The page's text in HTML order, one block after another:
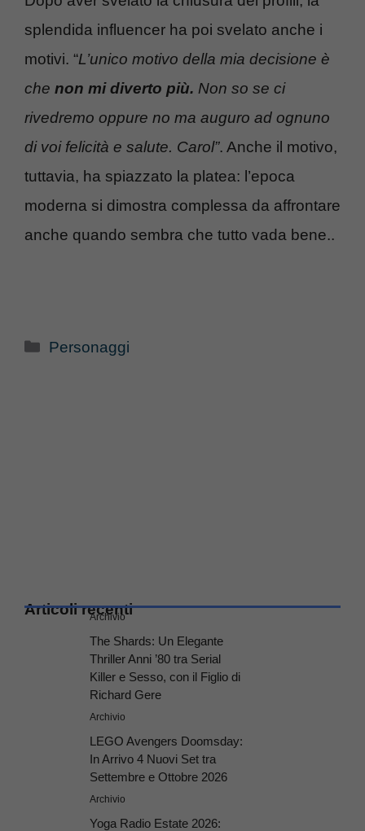
splendida influencer ha poi svelato anche i
motivi. “L’unico motivo della mia decisione è
che non mi diverto più. Non so se ci
rivedremo oppure no ma auguro ad ognuno
di voi felicità e salute. Carol”. Anche il motivo,
tuttavia, ha spiazzato la platea: l’epoca
moderna si dimostra complessa da affrontare
anche quando sembra che tutto vada bene..
Categorie
Personaggi
Articoli recenti
Archivio
The Shards: Un Elegante
Thriller Anni ’80 tra Serial
Killer e Sesso, con il Figlio di
Richard Gere
Archivio
LEGO Avengers Doomsday:
In Arrivo 4 Nuovi Set tra
Settembre e Ottobre 2026
Archivio
Yoga Radio Estate 2026: